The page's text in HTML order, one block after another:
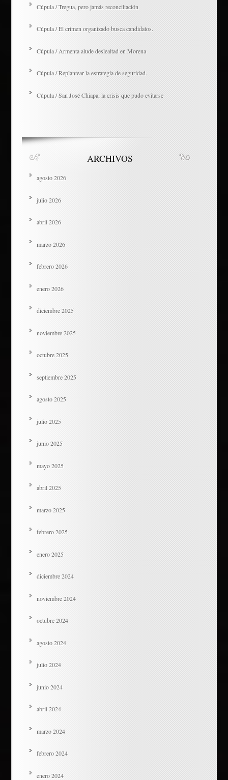
Cúpula / Tregua, pero jamás reconciliación
Cúpula / El crimen organizado busca candidatos.
Cúpula / Armenta alude deslealtad en Morena
Cúpula / Replantear la estrategia de seguridad.
Cúpula / San José Chiapa, la crisis que pudo evitarse
ARCHIVOS
agosto 2026
julio 2026
abril 2026
marzo 2026
febrero 2026
enero 2026
diciembre 2025
noviembre 2025
octubre 2025
septiembre 2025
agosto 2025
julio 2025
junio 2025
mayo 2025
abril 2025
marzo 2025
febrero 2025
enero 2025
diciembre 2024
noviembre 2024
octubre 2024
agosto 2024
julio 2024
junio 2024
abril 2024
marzo 2024
febrero 2024
enero 2024